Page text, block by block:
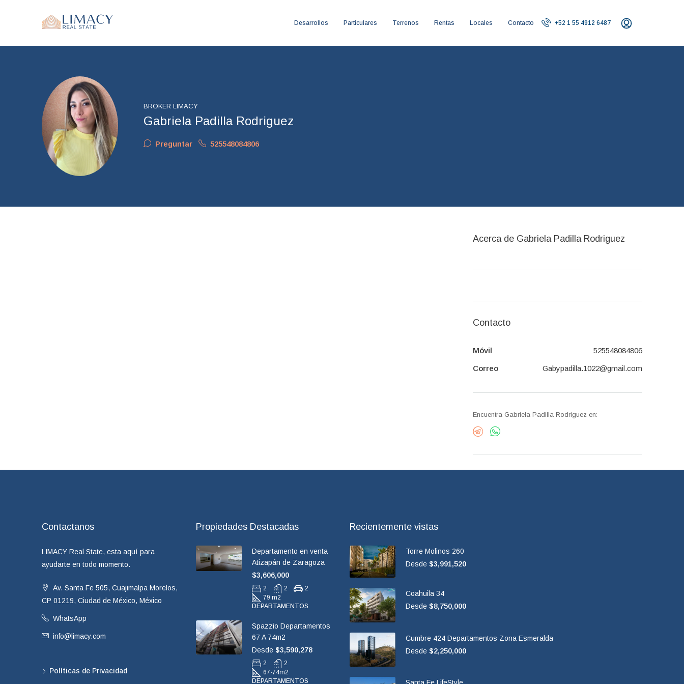
Desarrollos Particulares Terrenos Rentas Locales Contacto +52 1 55 4912 6487
BROKER LIMACY
Gabriela Padilla Rodriguez
Preguntar 525548084806
Acerca de Gabriela Padilla Rodriguez
Contacto
Móvil 525548084806
Correo Gabypadilla.1022@gmail.com
Encuentra Gabriela Padilla Rodriguez en:
Contactanos
LIMACY Real State, esta aquí para
ayudarte en todo momento.
Av. Santa Fe 505, Cuajimalpa Morelos,
CP 01219, Ciudad de México, México
WhatsApp
info@limacy.com
Políticas de Privacidad
Propiedades Destacadas
Departamento en venta
Atizapán de Zaragoza
$3,606,000
2 2
2
79 m2
DEPARTAMENTOS
Spazzio Departamentos
67 A 74m2
Desde $3,590,278
2
2
67-74m2
DEPARTAMENTOS
Recientemente vistas
Torre Molinos 260
Desde $3,991,520
Coahuila 34
Desde $8,750,000
Cumbre 424 Departamentos Zona Esmeralda
Desde $2,250,000
Santa Fe LifeStyle